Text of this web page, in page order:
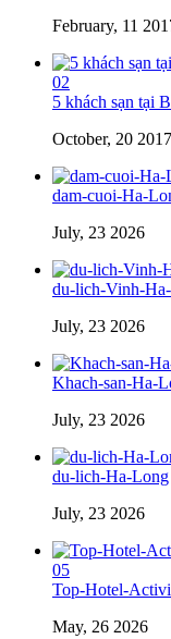
February, 11
02
5 khách sạn tại
October, 20 2017
dam-cuoi-Ha-
July, 23 2026
du-lich-Vinh-
July, 23 2026
Khach-san-Ha-
July, 23 2026
du-lich-Ha-Long
July, 23 2026
05
Top-Hotel-
May, 26 2026